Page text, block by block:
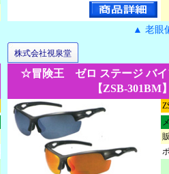
▲ 老眼
株式会社視泉堂
☆冒険王 ゼロ ステージ バイ
【ZSB-301BM】